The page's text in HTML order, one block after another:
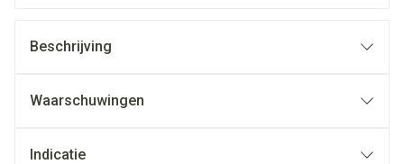
Beschrijving
Waarschuwingen
Indicatie